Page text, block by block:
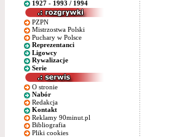
1927 - 1993 / 1994
PZPN
Mistrzostwa Polski
Puchary w Polsce
Reprezentanci
Ligowcy
Rywalizacje
Serie
O stronie
Nabór
Redakcja
Kontakt
Reklamy 90minut.pl
Bibliografia
Pliki cookies